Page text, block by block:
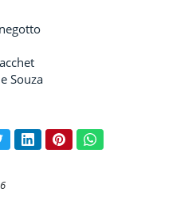
Souza
conteúdo:
TwitterLinkedInPinterestWhatsApp